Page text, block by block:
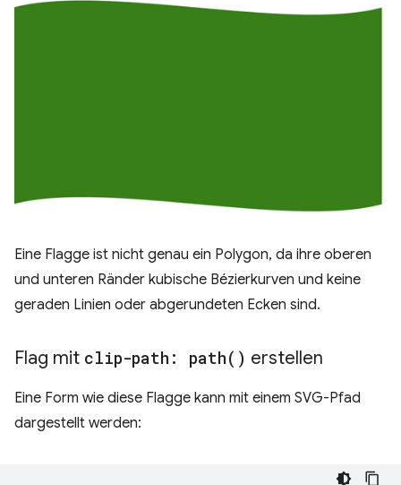
Eine Flagge ist nicht genau ein Polygon, da ihre oberen
und unteren Ränder kubische Bézierkurven und keine
geraden Linien oder abgerundeten Ecken sind.
Flag mit clip-path: path( ) erstellen
Eine Form wie diese Flagge kann mit einem SVG-Pfad
dargestellt werden: